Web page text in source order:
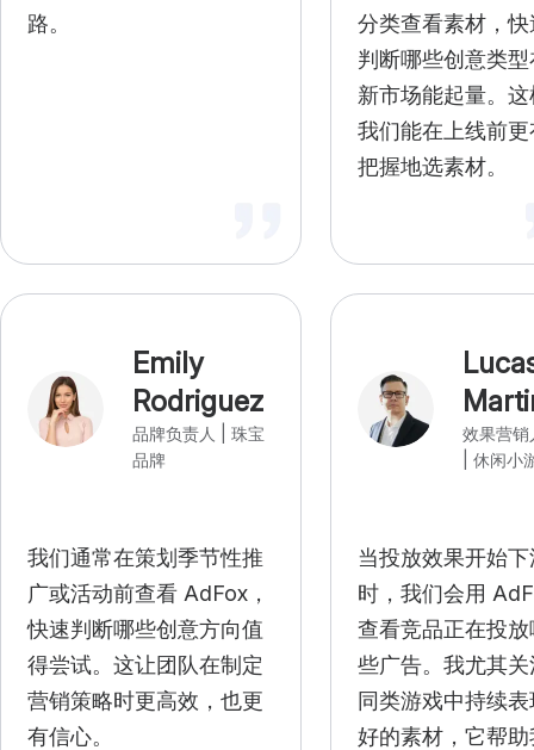
路。
分类查看素材，快
判断哪些创意类型
新市场能起量。这
我们能在上线前更
把握地选素材。
Emily
Rodriguez
品牌负责人 | 珠宝
品牌
我们通常在策划季节性推
广或活动前查看 AdFox，
快速判断哪些创意方向值
得尝试。这让团队在制定
营销策略时更高效，也更
有信心。
效果营销
| 休闲小
当投放效果开始下
时，我们会用
查看竞品正在投放
些广告。我尤其关
同类游戏中持续表
好的素材，它帮助